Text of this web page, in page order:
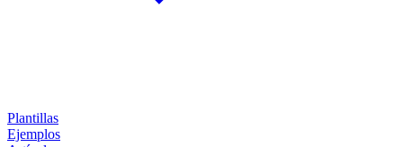
Plantillas
Ejemplos